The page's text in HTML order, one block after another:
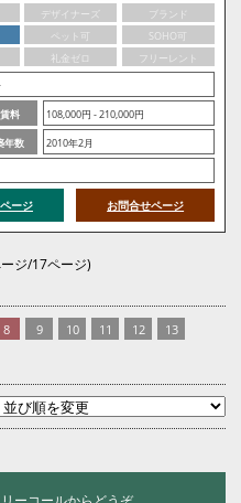
デザイナーズ
ブランド
ペット可
SOHO可
礼金ゼロ
フリーレント
賃料
108,000円 - 210,000円
年数
2010年2月
ージ お問合せページ
ジ/17ページ)
8 9 10 11 12
13